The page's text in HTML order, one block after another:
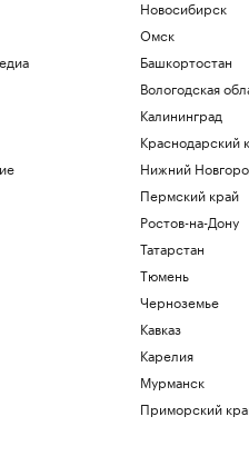
Новосибирск
Омск
Башкортостан
Вологодская
Калининград
Краснодарский
Нижний
Пермский край
Ростов-на-Дону
Татарстан
Тюмень
Черноземье
Кавказ
Карелия
Мурманск
Приморский